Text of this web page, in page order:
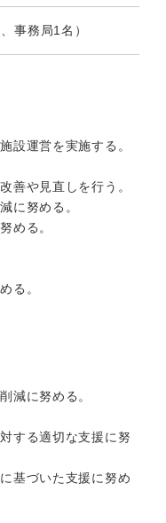
事務局1名）
設運営を実施する。
善や見直しを行う。
に努める。
める。
る。
減に努める。
する適切な支援に努
基づいた支援に努め